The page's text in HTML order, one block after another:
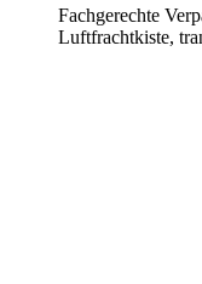
Fachgerechte
Luftfrachtkiste,